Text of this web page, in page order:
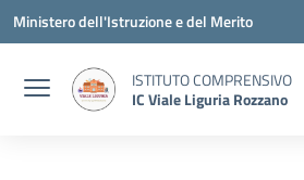
Vai ai contenuti
Vai al menu di navigazione
Vai al footer
Ministero dell'Istruzione e del Merito
ISTITUTO COMPRENSIVO
IC Viale Liguria Rozzano